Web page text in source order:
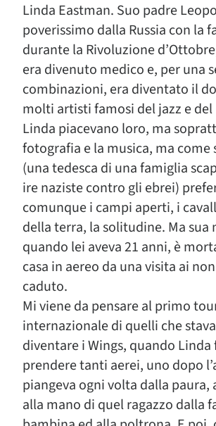
Linda Eastman. Suo padre
poverissimo dalla Russia con la
durante la Rivoluzione
era divenuto medico e, per una
combinazioni, era diventato il
molti artisti famosi del jazz e del
Linda piacevano loro, ma
fotografia e la musica, ma come
(una tedesca di una famiglia
ire naziste contro gli ebrei)
comunque i campi aperti, i
della terra, la solitudine. Ma sua
quando lei aveva 21 anni, è
casa in aereo da una visita ai
caduto.
Mi viene da pensare al primo
internazionale di quelli che
diventare i Wings, quando
prendere tanti aerei, uno dopo
piangeva ogni volta dalla paura,
alla mano di quel ragazzo dalla